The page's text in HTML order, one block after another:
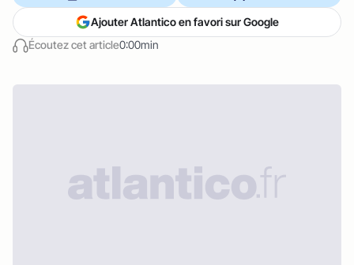
Écoutez cet article0:00min
Ajouter Atlantico en favori sur Google